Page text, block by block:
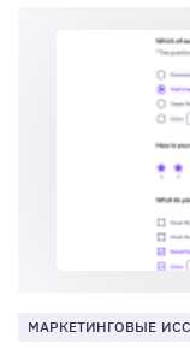
New
Seasonal/
МАРКЕТИНГОВЫЕ